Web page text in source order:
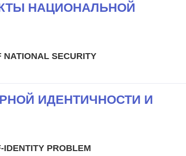
НАЦИОНАЛЬНОЙ
NATIONAL SECURITY
ИДЕНТИЧНОСТИ И
IDENTITY PROBLEM